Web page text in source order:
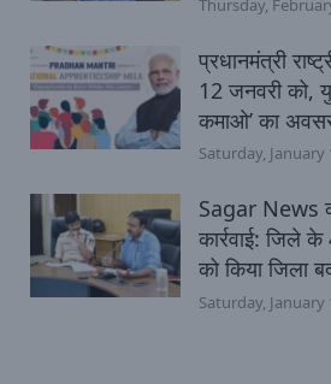
Thursday,
प्रधानमंत्री
12 जनवरी को,
कमाओ’ का
Saturday, January
Sagar News
कार्रवाई: जिले
को किया जिला
Saturday, January